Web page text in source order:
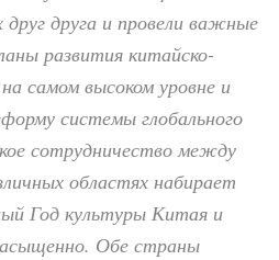
друга и провели важные
развития китайско-
самом высоком уровне и
системы глобального
сотрудничество между
областях набирает
Год культуры Китая и
Обе страны